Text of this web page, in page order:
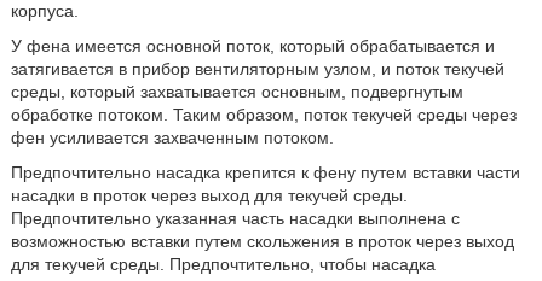
корпуса.
У фена имеется основной поток, который обрабатывается и
затягивается в прибор вентиляторным узлом, и поток текучей
среды, который захватывается основным, подвергнутым
обработке потоком. Таким образом, поток текучей среды через
фен усиливается захваченным потоком.
Предпочтительно насадка крепится к фену путем вставки части
насадки в проток через выход для текучей среды.
Предпочтительно указанная часть насадки выполнена с
возможностью вставки путем скольжения в проток через выход
для текучей среды. Предпочтительно, чтобы насадка